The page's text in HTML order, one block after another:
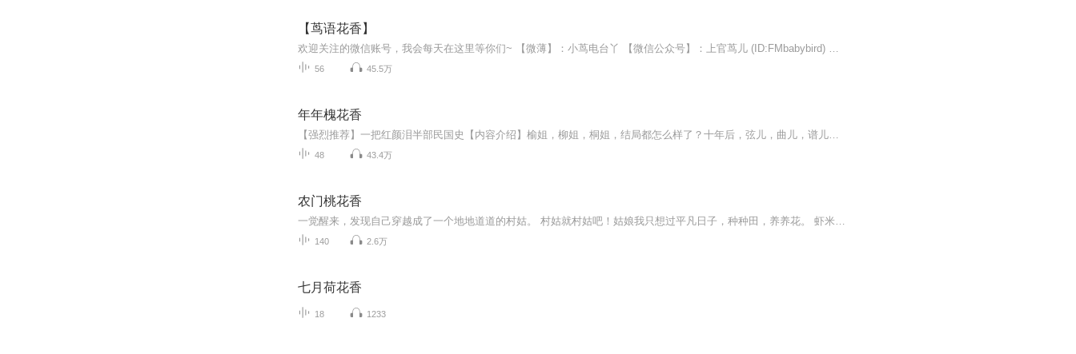
【茑语花香】
欢迎关注的微信账号，我会每天在这里等你们~ 【微薄】：小茑电台丫 【微信公众号】：上官茑儿 (ID:FMbabybird) 【邮箱】：459270979@qq.com
56 45.5万
年年槐花香
【强烈推荐】一把红颜泪半部民国史【内容介绍】榆姐，柳姐，桐姐，结局都怎么样了？十年后，弦儿，曲儿，谱儿，怎样的命运？谱儿曲儿都为了自己的贞操吞了金，而弦儿隐忍的活着。爱过恨过，杀过人也被人杀过。被打倒过也打倒过别人。主要的是，弦儿的身段，品德，性情，学问，有着一个人的追求，而不是像那个时代的人一样是行尸走肉。最后听着欲哭的情绪，也许是管子的痴心，也许是弦儿对聂士雄的爱情。【主播/作者简介】作者：李眉主播：马星、孙鹏
48 43.4万
农门桃花香
一觉醒来，发现自己穿越成了一个地地道道的村姑。 村姑就村姑吧！姑娘我只想过平凡日子，种种田，养养花。 虾米？为情自杀？情郎死了，她却被十里八乡的人唾骂，天降扫帚星，断子绝孙星，造孽克夫星…… 连累父兄下狱，母妹受欺，还有一大堆极品亲戚。这小日子可没有想象中的那么容易！ 柴米油盐，事事闹心。穷乡僻壤，观念闭塞。 没有良田百亩，只有竹林一片，桃树几颗。日子咋整哩？ 赚自己的钱，让别人眼红去吧！且看现代旅游体验师如何在古代打造八星级农门客栈！
140 2.6万
七月荷花香
18 1233